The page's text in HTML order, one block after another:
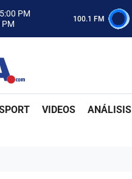
PM
PM
CIEN
PM
100.1 FM
VIDEOS ANÁLISIS